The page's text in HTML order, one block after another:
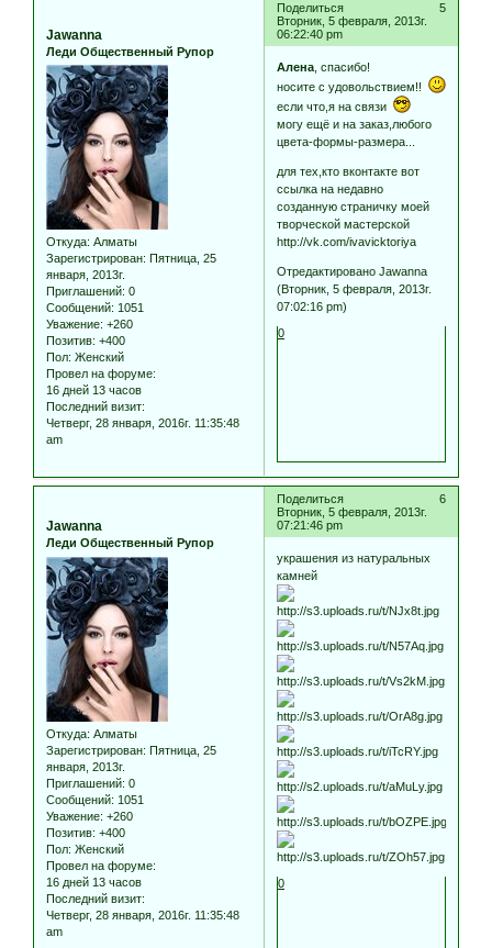
Поделиться
5
Вторник, 5 февраля, 2013г.
06:22:40 pm
Jawanna
Леди Общественный Рупор
Откуда: Алматы
Зарегистрирован: Пятница, 25
января, 2013г.
Приглашений: 0
Сообщений: 1051
Уважение: +260
Позитив: +400
Пол: Женский
Провел на форуме:
16 дней 13 часов
Последний визит:
Четверг, 28 января, 2016г. 11:35:48
am
Алена , спасибо!
носите с удовольствием!!
если что,я на связи
могу ещё и на заказ,любого
цвета-формы-размера...
для тех,кто вконтакте вот
ссылка на недавно
созданную страничку моей
творческой мастерской
http://vk.com/ivavicktoriya
Отредактировано Jawanna
(Вторник, 5 февраля, 2013г.
07:02:16 pm)
0
Поделиться
6
Вторник, 5 февраля, 2013г.
07:21:46 pm
Jawanna
Леди Общественный Рупор
Откуда: Алматы
Зарегистрирован: Пятница, 25
января, 2013г.
Приглашений: 0
Сообщений: 1051
Уважение: +260
Позитив: +400
Пол: Женский
Провел на форуме:
16 дней 13 часов
Последний визит:
Четверг, 28 января, 2016г. 11:35:48
am
украшения из натуральных
камней
0